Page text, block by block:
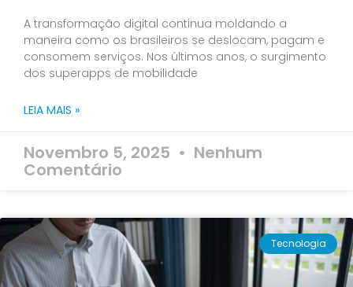
A transformação digital continua moldando a
maneira como os brasileiros se deslocam, pagam e
consomem serviços. Nos últimos anos, o surgimento
dos superapps de mobilidade
LEIA MAIS »
Novembro 5, 2025 Nenhum
Comentário
Tecnologia